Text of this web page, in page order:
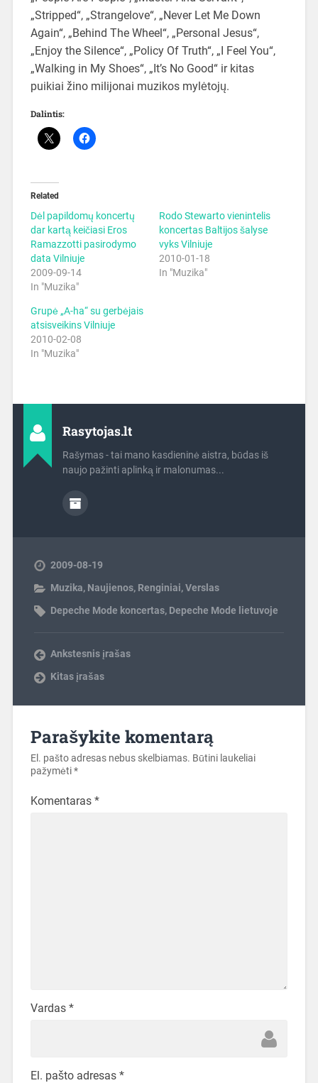
„Stripped“, „Strangelove“, „Never Let Me Down
Again“, „Behind The Wheel“, „Personal Jesus“,
„Enjoy the Silence“, „Policy Of Truth“, „I Feel You“,
„Walking in My Shoes“, „It’s No Good“ ir kitas
puikiai žino milijonai muzikos mylėtojų.
Dalintis:
Related
Dėl papildomų koncertų
dar kartą keičiasi Eros
Ramazzotti pasirodymo
data Vilniuje
2009-09-14
In "Muzika"
Rodo Stewarto vienintelis
koncertas Baltijos šalyse
vyks Vilniuje
2010-01-18
In "Muzika"
Grupė „A-ha“ su gerbėjais
atsisveikins Vilniuje
2010-02-08
In "Muzika"
Rasytojas.lt
Rašymas - tai mano kasdieninė aistra, būdas iš
naujo pažinti aplinką ir malonumas...
2009-08-19
Muzika, Naujienos, Renginiai,Verslas
Depeche Mode koncertas, Depeche Mode lietuvoje
Ankstesnis įrašas
Kitas įrašas
Parašykite komentarą
El. pašto adresas nebus skelbiamas. Būtini laukeliai
pažymėti*
Komentaras *
Vardas *
El. pašto adresas *